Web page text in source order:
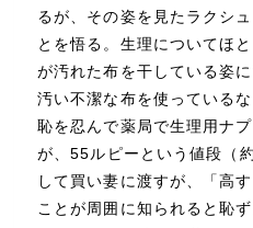
るが、その姿を見たラクシ
とを悟る。生理についてほ
が汚れた布を干している姿
汚い不潔な布を使っている
恥を忍んで薬局で生理用ナ
が、55ルピーという値段（
して買い妻に渡すが、「高
ことが周囲に知られると恥